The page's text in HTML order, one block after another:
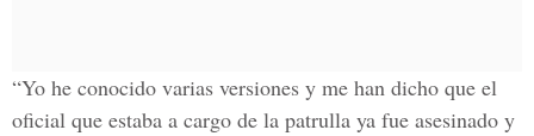
“Yo he conocido varias versiones y me han dicho que el
oficial que estaba a cargo de la patrulla ya fue asesinado y